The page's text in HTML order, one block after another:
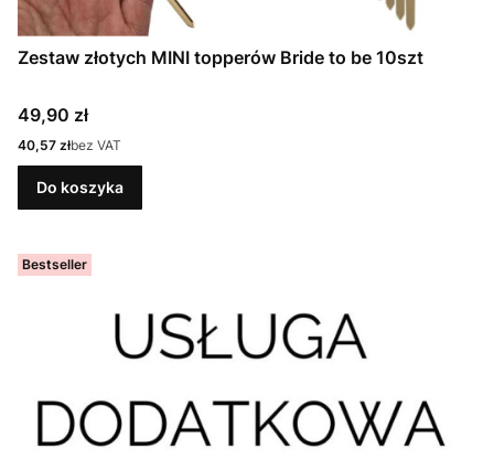
Zestaw złotych MINI topperów Bride to be 10szt
Cena
49,90 zł
Cena
40,57 złbez VAT
Do koszyka
Bestseller